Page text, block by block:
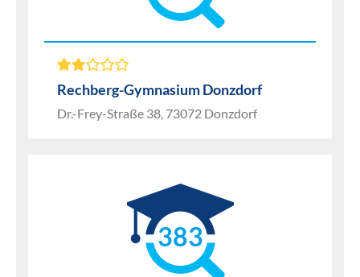
Rechberg-Gymnasium Donzdorf
Dr.-Frey-Straße 38, 73072 Donzdorf
383